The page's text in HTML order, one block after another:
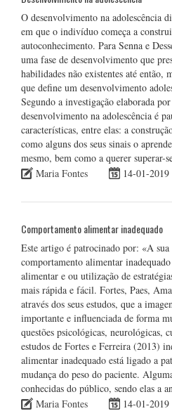
O desenvolvimento na adolescência
em que o indivíduo começa a
autoconhecimento. Para Senna e
uma fase de desenvolvimento que
habilidades não existentes até então,
que define um desenvolvimento
Segundo a investigação elaborada
desenvolvimento na adolescência é
características, entre elas: a
como alguns dos seus sinais o
mesmo, bem como a querer superar-
Maria Fontes
14-01-2019
Comportamento alimentar inadequado
Este artigo é patrocinado por: «A
comportamento alimentar
alimentar e ou utilização de
mais rápida e fácil. Fortes, Paes,
através dos seus estudos, que a
importante e influenciada de forma
questões psicológicas, neurológicas,
estudos de Fortes e Ferreira (2013)
alimentar inadequado está ligado a
mudança do peso do paciente.
conhecidas do público, sendo elas a
Maria Fontes
14-01-2019